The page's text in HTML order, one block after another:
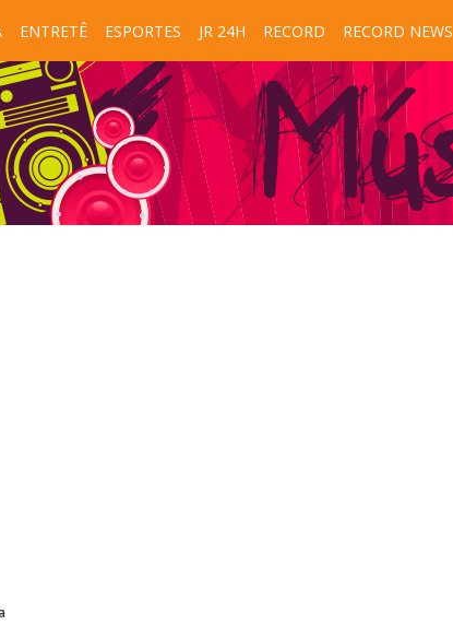
ENTRETÊ ESPORTES JR 24H RECORD RECORD NEWS